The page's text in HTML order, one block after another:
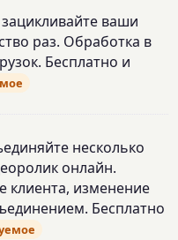
ваши
раз. Обработка в
Бесплатно и
несколько
онлайн.
клиента, изменение
Бесплатно